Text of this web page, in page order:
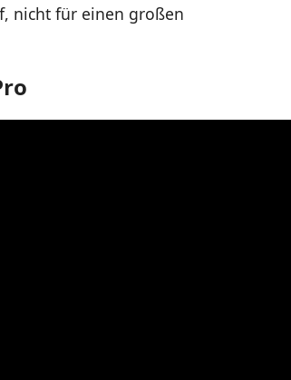
nicht für einen großen